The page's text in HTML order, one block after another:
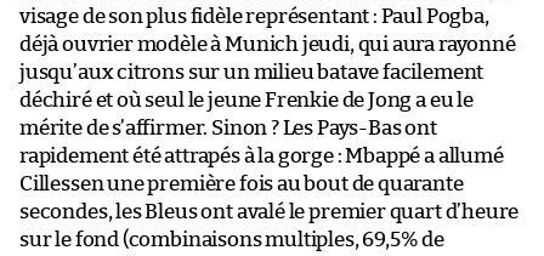
visage de son plus fidèle représentant : Paul Pogba,
déjà ouvrier modèle à Munich jeudi, qui aura rayonné
jusqu’aux citrons sur un milieu batave facilement
déchiré et où seul le jeune Frenkie de Jong a eu le
mérite de s’affirmer. Sinon ? Les Pays-Bas ont
rapidement été attrapés à la gorge : Mbappé a allumé
Cillessen une première fois au bout de quarante
secondes, les Bleus ont avalé le premier quart d’heure
sur le fond (combinaisons multiples, 69,5% de